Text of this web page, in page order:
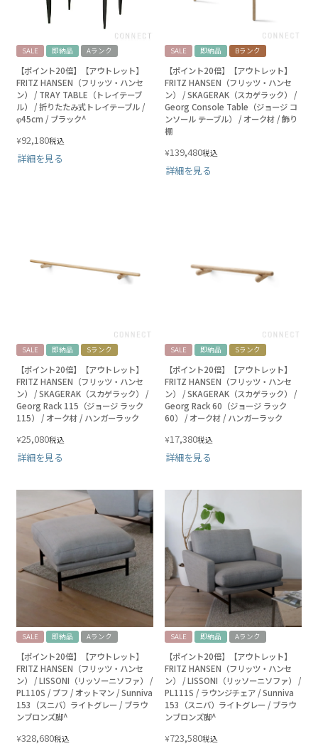
SALE 即納品 Aランク
【ポイント20倍】【アウトレット】
FRITZ HANSEN（フリッツ・ハンセ
ン） / TRAY TABLE（トレイテーブ
ル） / 折りたたみ式トレイテーブル /
φ45cm / ブラック^
¥92,180税込
詳細を見る
SALE 即納品 Bランク
【ポイント20倍】【アウトレット】
FRITZ HANSEN（フリッツ・ハンセ
ン） / SKAGERAK（スカゲラック） /
Georg Console Table（ジョージ コ
ンソール テーブル） / オーク材 / 飾り
棚
¥139,480税込
詳細を見る
SALE 即納品 Sランク
【ポイント20倍】【アウトレット】
FRITZ HANSEN（フリッツ・ハンセ
ン） / SKAGERAK（スカゲラック） /
Georg Rack 115（ジョージ ラック
115） / オーク材 / ハンガーラック
¥25,080税込
詳細を見る
SALE 即納品 Sランク
【ポイント20倍】【アウトレット】
FRITZ HANSEN（フリッツ・ハンセ
ン） / SKAGERAK（スカゲラック） /
Georg Rack 60（ジョージ ラック
60） / オーク材 / ハンガーラック
¥17,380税込
詳細を見る
SALE 即納品 Aランク
【ポイント20倍】【アウトレット】
FRITZ HANSEN（フリッツ・ハンセ
ン） / LISSONI（リッソーニソファ） /
PL110S / プフ / オットマン / Sunniva
153（スニバ）ライトグレー / ブラウ
ンブロンズ脚^
¥328,680税込
SALE 即納品 Aランク
【ポイント20倍】【アウトレット】
FRITZ HANSEN（フリッツ・ハンセ
ン） / LISSONI（リッソーニソファ） /
PL111S / ラウンジチェア / Sunniva
153（スニバ）ライトグレー / ブラウ
ンブロンズ脚^
¥723,580税込